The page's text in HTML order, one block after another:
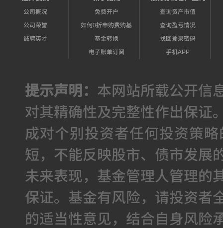
公司概况
公司荣誉
诚聘英才
免费开户
如何0折申购费购基
基金转换
电子账单订阅
查询资产市值
查询盈亏情况
找回登录密码
手机APP
提示声明： 本网站所载公开信
对其精确性及完整性作出保证
成对个别投资者任何投资策
短，不能反映股市、债市发展
未来表现，基金管理人管理的
保证。基金有风险，请投资者
的适当性意见，结合自身风险